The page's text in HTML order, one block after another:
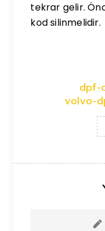
tekrar gelir.
kod silinmelidir.
dpf-
volvo-